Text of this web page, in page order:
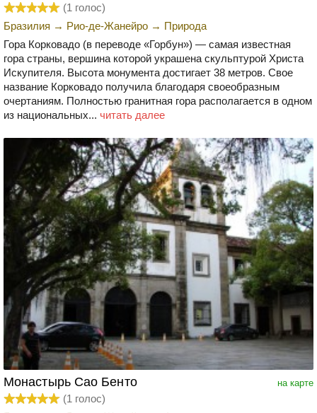
(1 голос)
Бразилия → Рио-де-Жанейро → Природа
Гора Корковадо (в переводе «Горбун») — самая известная
гора страны, вершина которой украшена скульптурой Христа
Искупителя. Высота монумента достигает 38 метров. Свое
название Корковадо получила благодаря своеобразным
очертаниям. Полностью гранитная гора располагается в одном
из национальных... читать далее
на карте
Монастырь Сао Бенто
(1 голос)